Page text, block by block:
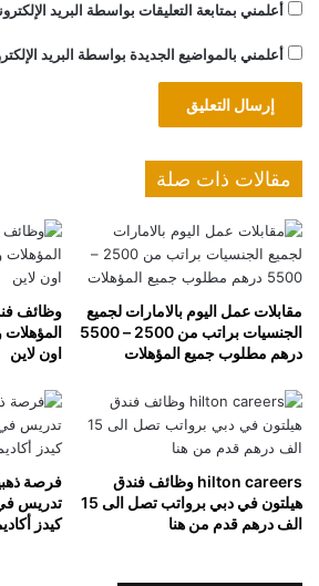
أعلمني بمتابعة التعليقات بواسطة البريد
أعلمني بالمواضيع الجديدة بواسطة البريد
مقالات ذات صلة
مقابلات عمل اليوم بالامارات لجميع
الجنسيات براتب من 2500 – 5500
درهم مطلوب جميع المؤهلات
وظائف
المؤهلات
اون لاين
hilton careers وظائف فندق
هيلتون في دبي برواتب تصل الى 15
الف درهم قدم من هنا
فرصة
تدريس
كيدز أكاديمي